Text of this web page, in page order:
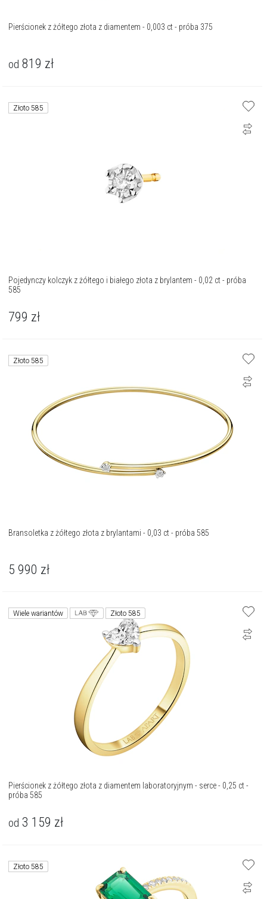
Pierścionek z żółtego złota z diamentem - 0,003 ct - próba 375
od 819 zł
Złoto 585
Pojedynczy kolczyk z żółtego i białego złota z brylantem - 0,02 ct - próba
585
799 zł
Złoto 585
Bransoletka z żółtego złota z brylantami - 0,03 ct - próba 585
5 990 zł
Wiele wariantów Złoto 585
Pierścionek z żółtego złota z diamentem laboratoryjnym - serce - 0,25 ct -
próba 585
od 3 159 zł
Złoto 585